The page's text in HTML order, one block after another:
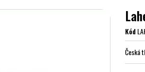
Kód
Česká